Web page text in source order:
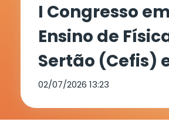
I Congresso em
Ensino de
Sertão (Cefis)
com inscrições
abertas na
02/07/2026 13:23